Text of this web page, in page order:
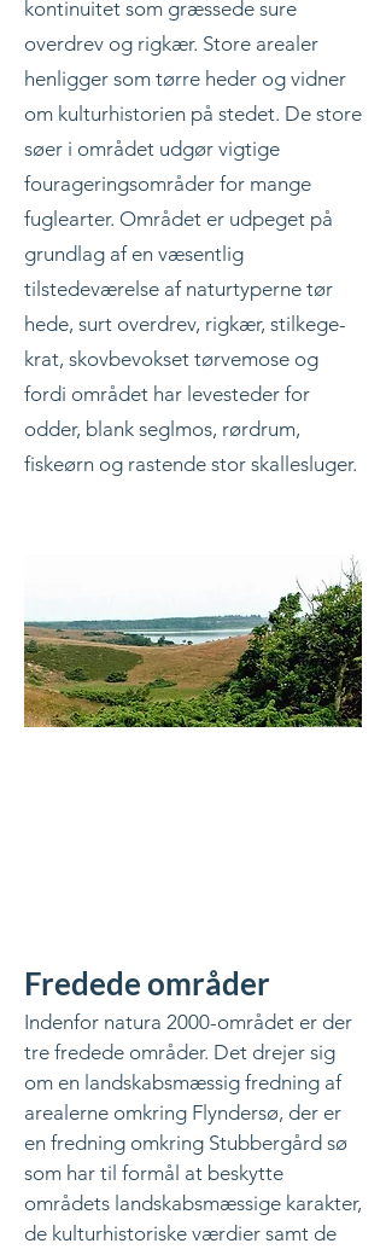
kontinuitet som græssede sure
overdrev og rigkær. Store arealer
henligger som tørre heder og vidner
om kulturhistorien på stedet. De store
søer i området udgør vigtige
fourageringsområder for mange
fuglearter. Området er udpeget på
grundlag af en væsentlig
tilstedeværelse af naturtyperne tør
hede, surt overdrev, rigkær, stilkege-
krat, skovbevokset tørvemose og
fordi området har levesteder for
odder, blank seglmos, rørdrum,
fiskeørn og rastende stor skallesluger.
Fredede områder
Indenfor natura 2000-området er der
tre fredede områder. Det drejer sig
om en landskabsmæssig fredning af
arealerne omkring Flyndersø, der er
en fredning omkring Stubbergård sø
som har til formål at beskytte
områdets landskabsmæssige karakter,
de kulturhistoriske værdier samt de